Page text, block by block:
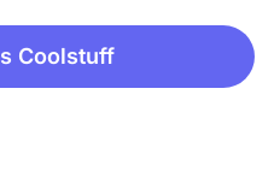
Coolstuff